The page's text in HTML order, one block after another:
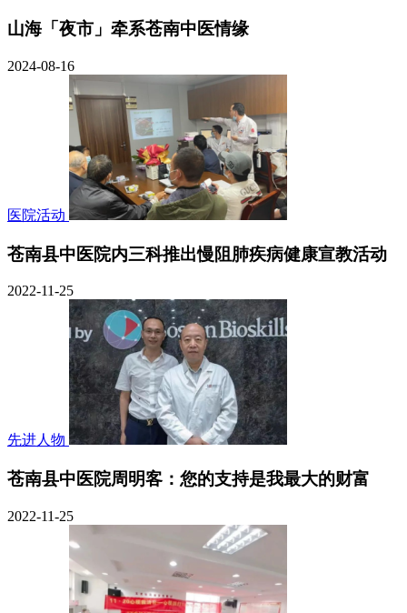
山海「夜市」牵系苍南中医情缘
2024-08-16
医院活动
苍南县中医院内三科推出慢阻肺疾病健康宣教活动
2022-11-25
先进人物
苍南县中医院周明客：您的支持是我最大的财富
2022-11-25